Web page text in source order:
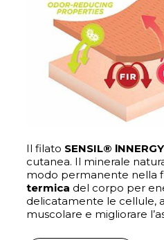
Il filato SENSIL® lNNERGY
cutanea. Il minerale
modo permanente nella
termica del corpo per
delicatamente le cellule,
muscolare e migliorare